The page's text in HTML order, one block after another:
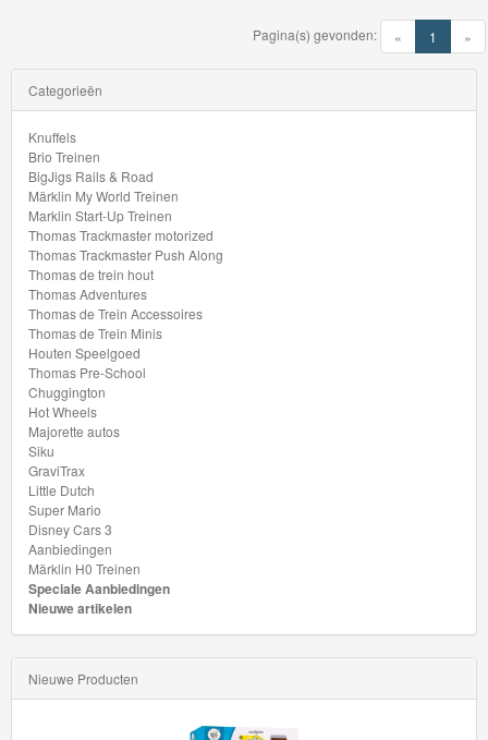
Along
Thomas
de
trein
hout
Thomas
Adventures
Thomas
de
Trein
Accessoires
Thomas
de
Trein
Minis
Speelgoed
Thomas
« 1 (current)
»
Pagina(s) gevonden:
Categorieën
Knuffels
Brio Treinen
BigJigs Rails & Road
Märklin My World Treinen
Marklin Start-Up Treinen
Thomas Trackmaster motorized
Thomas Trackmaster Push Along
Thomas de trein hout
Thomas Adventures
Thomas de Trein Accessoires
Thomas de Trein Minis
Houten Speelgoed
Thomas Pre-School
Chuggington
Hot Wheels
Majorette autos
Siku
GraviTrax
Little Dutch
Super Mario
Disney Cars 3
Aanbiedingen
Märklin H0 Treinen
Speciale Aanbiedingen
Nieuwe artikelen
Nieuwe Producten